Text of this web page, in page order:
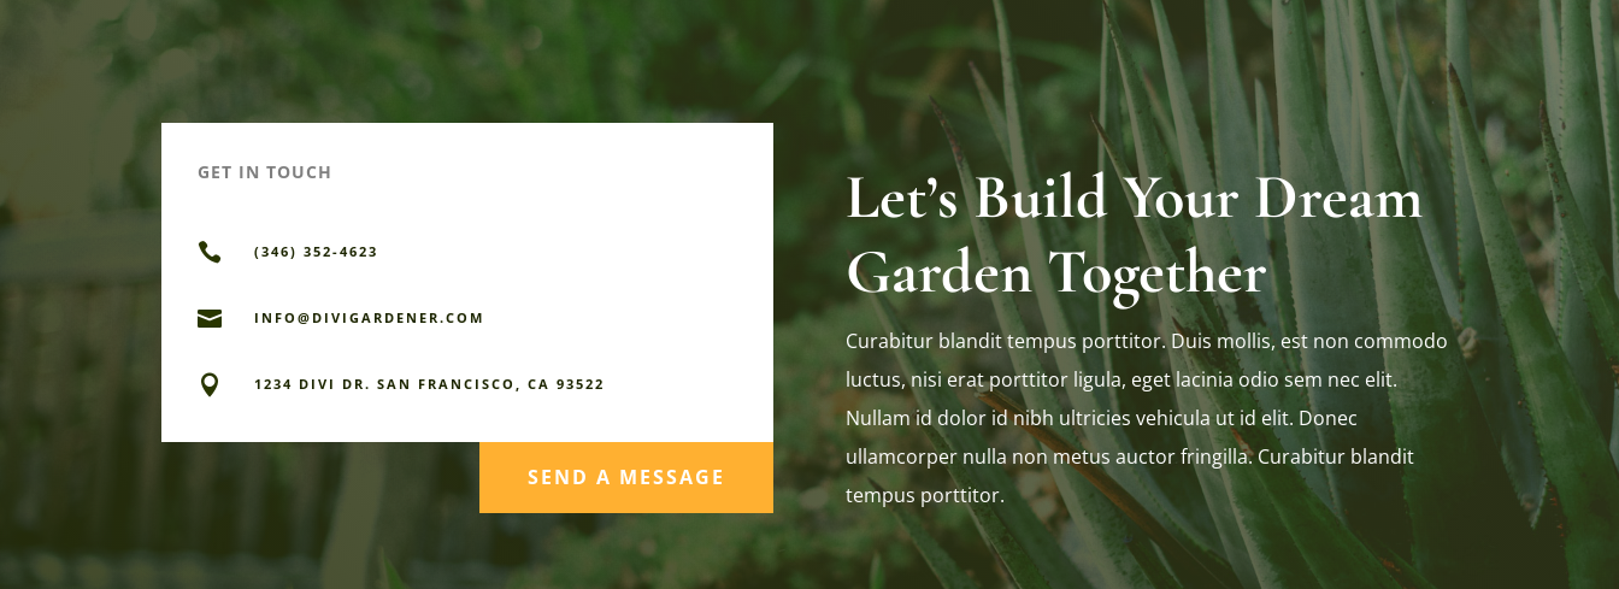
GET IN TOUCH
 (346) 352-4623
 INFO@DIVIGARDENER.COM
 1234 DIVI DR. SAN FRANCISCO, CA 93522
SEND A MESSAGE
Let’s Build Your Dream
Garden Together
Curabitur blandit tempus porttitor. Duis mollis, est non commodo
luctus, nisi erat porttitor ligula, eget lacinia odio sem nec elit.
Nullam id dolor id nibh ultricies vehicula ut id elit. Donec
ullamcorper nulla non metus auctor fringilla. Curabitur blandit
tempus porttitor.